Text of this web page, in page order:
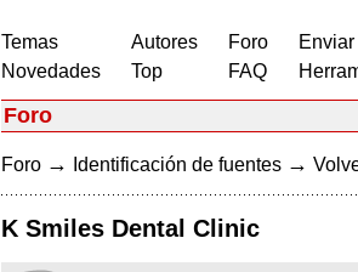
Temas
Novedades
Autores
Top
Foro
FAQ
Foro
Foro → Identificación de fuentes →
K Smiles Dental Clinic